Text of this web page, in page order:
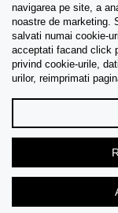
Asistenta
Colectii
Tips & Guides
Despre noi
navigarea pe site, a
noastre de marketing.
salvati numai cookie-
acceptati facand click
privind cookie-urile,
urilor, reimprimati